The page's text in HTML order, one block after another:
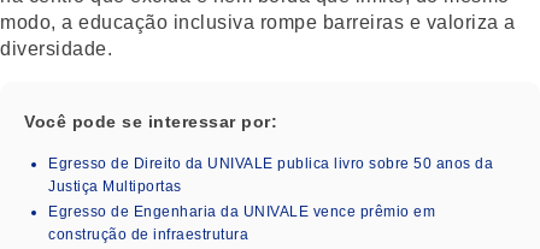
modo, a educação inclusiva rompe barreiras e valoriza a
diversidade.
Você pode se interessar por:
Egresso de Direito da UNIVALE publica livro sobre 50 anos da
Justiça Multiportas
Egresso de Engenharia da UNIVALE vence prêmio em
construção de infraestrutura